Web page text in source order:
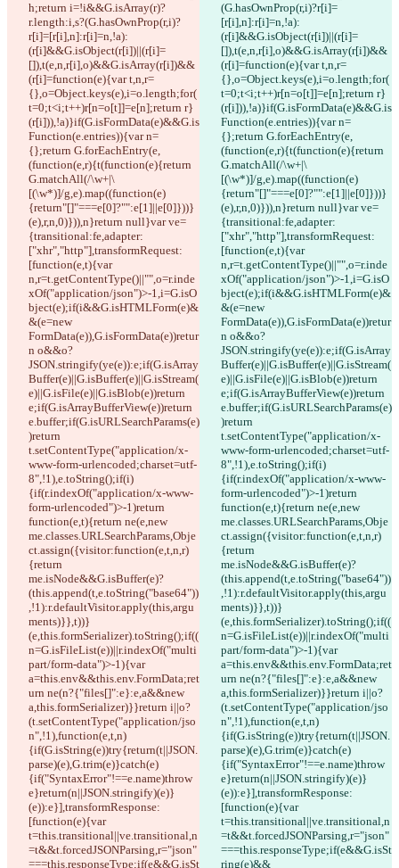
h;return i=!i&&G.isArray(r)?
r.length:i,s?(G.hasOwnProp(r,i)?
r[i]=[r[i],n]:r[i]=n,!a):
(r[i]&&G.isObject(r[i])||(r[i]=
[]),t(e,n,r[i],o)&&G.isArray(r[i])&&
(r[i]=function(e){var t,n,r=
{},o=Object.keys(e),i=o.length;for(
t=0;t<i;t++)r[n=o[t]]=e[n];return r}
(r[i])),!a)}if(G.isFormData(e)&&G.is
Function(e.entries)){var n=
{};return G.forEachEntry(e,
(function(e,r){t(function(e){return
G.matchAll(/\w+|\
[(\w*)]/g,e).map((function(e)
{return"[]"===e[0]?"":e[1]||e[0]}))}
(e),r,n,0)})),n}return null}var ve=
{transitional:fe,adapter:
["xhr","http"],transformRequest:
[function(e,t){var
n,r=t.getContentType()||"",o=r.inde
xOf("application/json")>-1,i=G.isO
bject(e);if(i&&G.isHTMLForm(e)&
&(e=new
FormData(e)),G.isFormData(e))retur
n o&&o?
JSON.stringify(ye(e)):e;if(G.isArray
Buffer(e)||G.isBuffer(e)||G.isStream(
e)||G.isFile(e)||G.isBlob(e))return
e;if(G.isArrayBufferView(e))return
e.buffer;if(G.isURLSearchParams(e)
)return
t.setContentType("application/x-
www-form-urlencoded;charset=utf-
8",!1),e.toString();if(i)
{if(r.indexOf("application/x-www-
form-urlencoded")>-1)return
function(e,t){return ne(e,new
me.classes.URLSearchParams,Obje
ct.assign({visitor:function(e,t,n,r)
{return
me.isNode&&G.isBuffer(e)?
(this.append(t,e.toString("base64"))
,!1):r.defaultVisitor.apply(this,argu
ments)}},t))}
(e,this.formSerializer).toString();if((
n=G.isFileList(e))||r.indexOf("multi
part/form-data")>-1){var
a=this.env&&this.env.FormData;ret
urn ne(n?{"files[]":e}:e,a&&new
a,this.formSerializer)}}return i||o?
(t.setContentType("application/jso
n",!1),function(e,t,n)
{if(G.isString(e))try{return(t||JSON.
parse)(e),G.trim(e)}catch(e)
{if("SyntaxError"!==e.name)throw
e}return(n||JSON.stringify)(e)}
(e)):e}],transformResponse:
[function(e){var
t=this.transitional||ve.transitional,n
=t&&t.forcedJSONParsing,r="json"
===this.responseType;if(e&&G.isSt
(G.hasOwnProp(r,i)?r[i]=
[r[i],n]:r[i]=n,!a):
(r[i]&&G.isObject(r[i])||(r[i]=
[]),t(e,n,r[i],o)&&G.isArray(r[i])&&
(r[i]=function(e){var t,n,r=
{},o=Object.keys(e),i=o.length;for(
t=0;t<i;t++)r[n=o[t]]=e[n];return r}
(r[i])),!a)}if(G.isFormData(e)&&G.is
Function(e.entries)){var n=
{};return G.forEachEntry(e,
(function(e,r){t(function(e){return
G.matchAll(/\w+|\
[(\w*)]/g,e).map((function(e)
{return"[]"===e[0]?"":e[1]||e[0]}))}
(e),r,n,0)})),n}return null}var ve=
{transitional:fe,adapter:
["xhr","http"],transformRequest:
[function(e,t){var
n,r=t.getContentType()||"",o=r.inde
xOf("application/json")>-1,i=G.isO
bject(e);if(i&&G.isHTMLForm(e)&
&(e=new
FormData(e)),G.isFormData(e))retur
n o&&o?
JSON.stringify(ye(e)):e;if(G.isArray
Buffer(e)||G.isBuffer(e)||G.isStream(
e)||G.isFile(e)||G.isBlob(e))return
e;if(G.isArrayBufferView(e))return
e.buffer;if(G.isURLSearchParams(e)
)return
t.setContentType("application/x-
www-form-urlencoded;charset=utf-
8",!1),e.toString();if(i)
{if(r.indexOf("application/x-www-
form-urlencoded")>-1)return
function(e,t){return ne(e,new
me.classes.URLSearchParams,Obje
ct.assign({visitor:function(e,t,n,r)
{return
me.isNode&&G.isBuffer(e)?
(this.append(t,e.toString("base64"))
,!1):r.defaultVisitor.apply(this,argu
ments)}},t))}
(e,this.formSerializer).toString();if((
n=G.isFileList(e))||r.indexOf("multi
part/form-data")>-1){var
a=this.env&&this.env.FormData;ret
urn ne(n?{"files[]":e}:e,a&&new
a,this.formSerializer)}}return i||o?
(t.setContentType("application/jso
n",!1),function(e,t,n)
{if(G.isString(e))try{return(t||JSON.
parse)(e),G.trim(e)}catch(e)
{if("SyntaxError"!==e.name)throw
e}return(n||JSON.stringify)(e)}
(e)):e}],transformResponse:
[function(e){var
t=this.transitional||ve.transitional,n
=t&&t.forcedJSONParsing,r="json"
===this.responseType;if(e&&G.isSt
ring(e)&&